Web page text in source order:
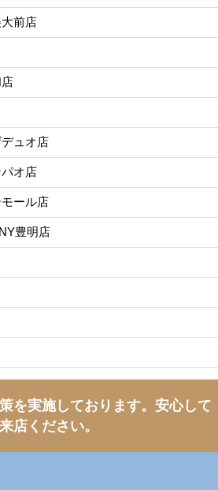
前店
ュオ店
オ店
ール店
豊明店
を実施しております。 安心して
店ください。